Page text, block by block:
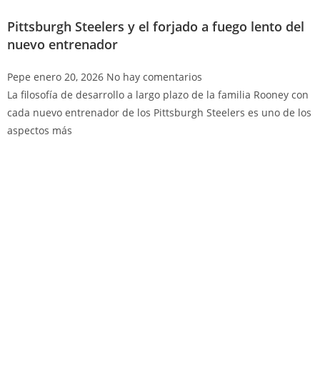
Pittsburgh Steelers y el forjado a fuego lento del
nuevo entrenador
Pepe enero 20, 2026 No hay comentarios
La filosofía de desarrollo a largo plazo de la familia Rooney con
cada nuevo entrenador de los Pittsburgh Steelers es uno de los
aspectos más